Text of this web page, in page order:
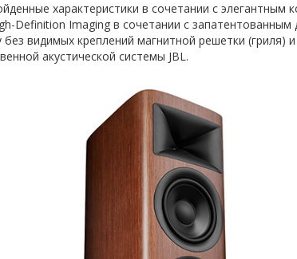
характеристики в сочетании с элегантным
Definition Imaging в сочетании с запатентованным
видимых креплений магнитной решетки (гриля)
акустической системы JBL.